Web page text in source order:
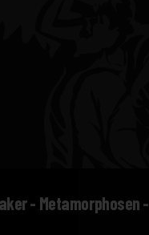
- Metamorphosen -